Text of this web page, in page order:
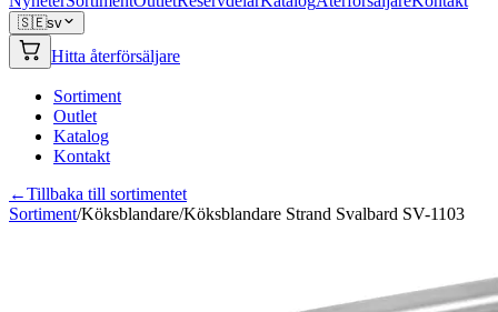
🇸🇪sv
Hitta återförsäljare
Sortiment
Outlet
Katalog
Kontakt
←Tillbaka till sortimentet
Sortiment/Köksblandare/Köksblandare Strand Svalbard SV-1103